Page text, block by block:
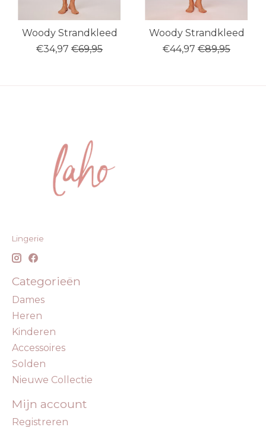
Woody Strandkleed
€34,97 €69,95
Woody Strandkleed
€44,97 €89,95
Lingerie
Categorieën
Dames
Heren
Kinderen
Accessoires
Solden
Nieuwe Collectie
Mijn account
Registreren